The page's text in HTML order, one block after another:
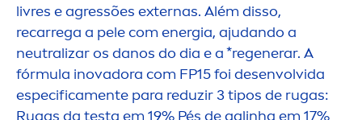
livres e agressões externas. Além disso,
recarrega a pele com energia, ajudando a
neutralizar os danos do dia e a *regenerar. A
fórmula inovadora com FP15 foi desenvolvida
especificamente para reduzir 3 tipos de rugas:
Rugas da testa em 19% Pés de galinha em 17%